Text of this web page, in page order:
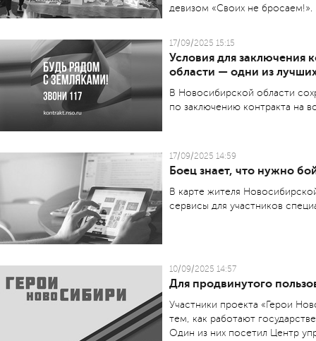
девизом «Своих не бросаем!».
17/09/2025 15:15
Условия для заключения
области — одни из
В Новосибирской области
по заключению контракта на
17/09/2025 14:59
Боец знает, что нужно
В карте жителя
сервисы для участников
10/09/2025 14:57
Для продвинутого
Участники проекта «Герои
тем, как работают
Один из них посетил Центр